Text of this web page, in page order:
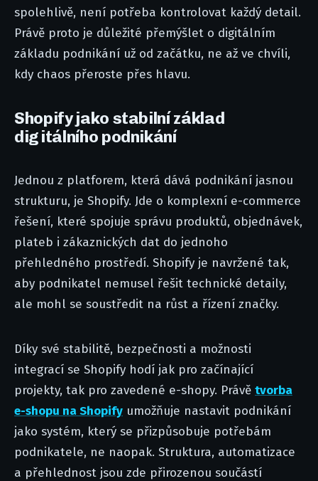
spolehlivě, není potřeba kontrolovat každý detail.
Právě proto je důležité přemýšlet o digitálním
základu podnikání už od začátku, ne až ve chvíli,
kdy chaos přeroste přes hlavu.
Shopify jako stabilní základ
digitálního podnikání
Jednou z platforem, která dává podnikání jasnou
strukturu, je Shopify. Jde o komplexní e-commerce
řešení, které spojuje správu produktů, objednávek,
plateb i zákaznických dat do jednoho
přehledného prostředí. Shopify je navržené tak,
aby podnikatel nemusel řešit technické detaily,
ale mohl se soustředit na růst a řízení značky.
Díky své stabilitě, bezpečnosti a možnosti
integrací se Shopify hodí jak pro začínající
projekty, tak pro zavedené e-shopy. Právě tvorba
e-shopu na Shopify umožňuje nastavit podnikání
jako systém, který se přizpůsobuje potřebám
podnikatele, ne naopak. Struktura, automatizace
a přehlednost jsou zde přirozenou součástí